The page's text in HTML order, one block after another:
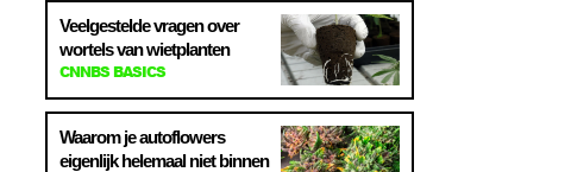
Veelgestelde vragen over
wortels van wietplanten
CNNBS BASICS
Waarom je autoflowers
eigenlijk helemaal niet binnen